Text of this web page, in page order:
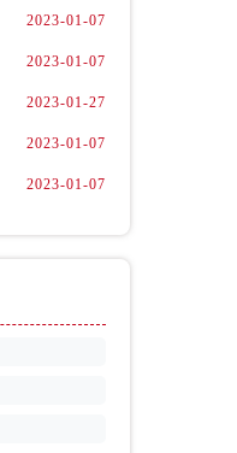
2023-01-07
2023-01-07
2023-01-27
2023-01-07
2023-01-07